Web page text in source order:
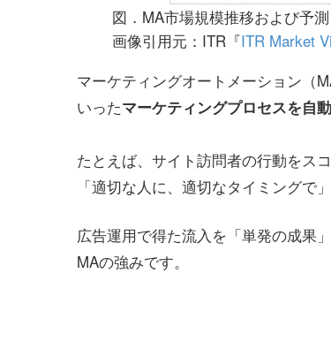
図．MA市場規模推移および予
画像引用元：ITR『ITR Market
マーケティングオートメーション（
いったマーケティングプロセスを自
たとえば、サイト訪問者の行動をス
「適切な人に、適切なタイミングで
広告運用で得た流入を「単発の成果
MAの強みです。